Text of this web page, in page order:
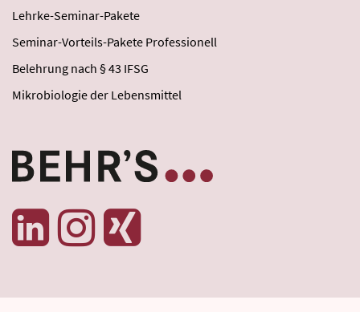
Lehrke-Seminar-Pakete
Seminar-Vorteils-Pakete Professionell
Belehrung nach § 43 IFSG
Mikrobiologie der Lebensmittel